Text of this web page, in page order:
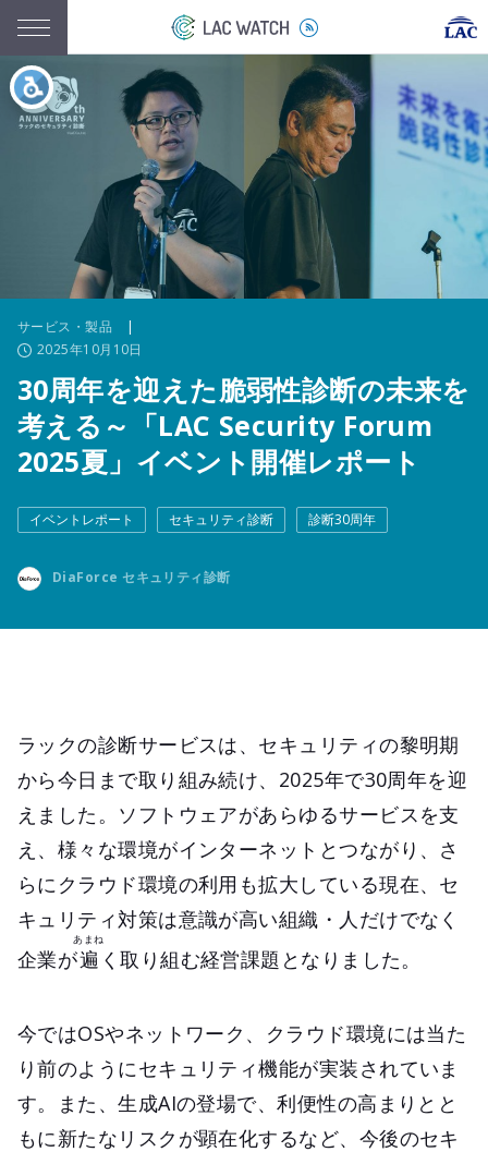
サービス・製品 |
2025年10月10日
30周年を迎えた脆弱性診断の未来を
考える～「LAC Security Forum
2025夏」イベント開催レポート
イベントレポート セキュリティ診断 診断30周年
DiaForce セキュリティ診断
ラックの診断サービスは、セキュリティの黎明期
から今日まで取り組み続け、2025年で30周年を迎
えました。ソフトウェアがあらゆるサービスを支
え、様々な環境がインターネットとつながり、さ
らにクラウド環境の利用も拡大している現在、セ
キュリティ対策は意識が高い組織・人だけでなく
企業が遍
あまね
く取り組む経営課題となりました。
今ではOSやネットワーク、クラウド環境には当た
り前のようにセキュリティ機能が実装されていま
す。また、生成AIの登場で、利便性の高まりとと
もに新たなリスクが顕在化するなど、今後のセキ